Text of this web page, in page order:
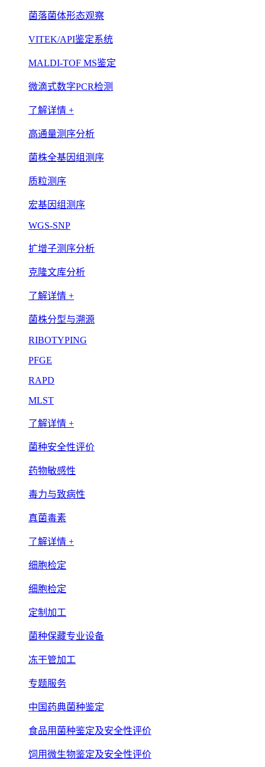
菌落菌体形态观察
VITEK/API鉴定系统
MALDI-TOF MS鉴定
微滴式数字PCR检测
了解详情 +
高通量测序分析
菌株全基因组测序
质粒测序
宏基因组测序
WGS-SNP
扩增子测序分析
克隆文库分析
了解详情 +
菌株分型与溯源
RIBOTYPING
PFGE
RAPD
MLST
了解详情 +
菌种安全性评价
药物敏感性
毒力与致病性
真菌毒素
了解详情 +
细胞检定
细胞检定
定制加工
菌种保藏专业设备
冻干管加工
专题服务
中国药典菌种鉴定
食品用菌种鉴定及安全性评价
饲用微生物鉴定及安全性评价